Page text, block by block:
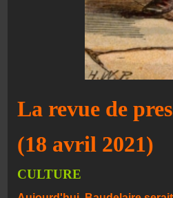
La revue de
(18 avril 2021)
CULTURE